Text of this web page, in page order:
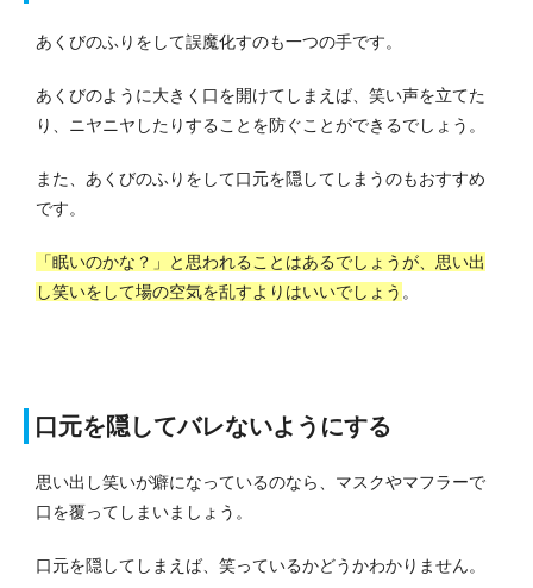
あくびのふりをして誤魔化すのも一つの手です。
あくびのように大きく口を開けてしまえば、笑い声を立てた
り、ニヤニヤしたりすることを防ぐことができるでしょう。
また、あくびのふりをして口元を隠してしまうのもおすすめ
です。
「眠いのかな？」と思われることはあるでしょうが、思い出
し笑いをして場の空気を乱すよりはいいでしょう 。
口元を隠してバレないようにする
思い出し笑いが癖になっているのなら、マスクやマフラーで
口を覆ってしまいましょう。
口元を隠してしまえば、笑っているかどうかわかりません。